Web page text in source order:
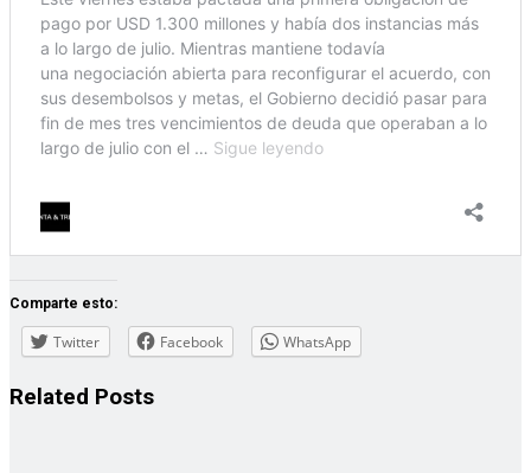
Comparte esto:
Twitter Facebook WhatsApp
Related Posts